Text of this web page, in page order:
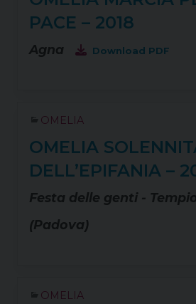
PACE – 2018
Agna Download PDF
OMELIA
OMELIA
DELL’EPIFANIA –
Festa delle genti -
(Padova)
OMELIA